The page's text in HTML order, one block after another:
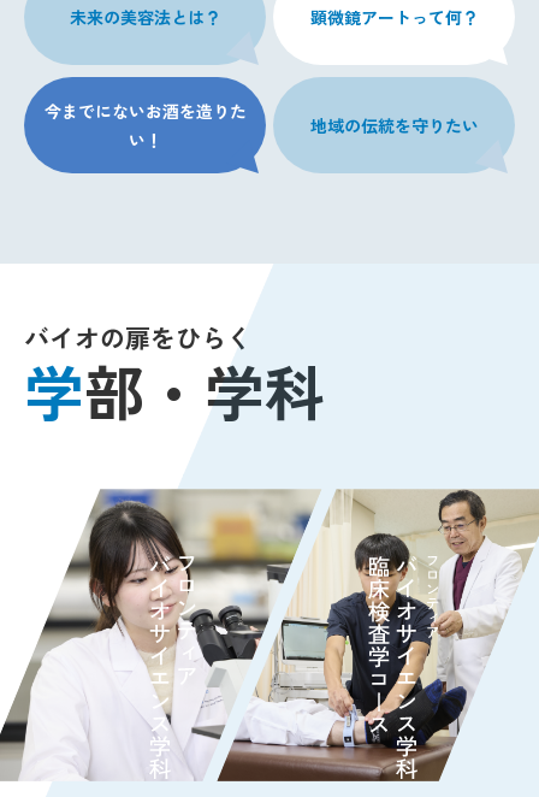
未来の美容法とは？ 顕微鏡アートって何？
今までにないお酒を造りた
い！
地域の伝統を守りたい
バイオの扉をひらく
学部・学科